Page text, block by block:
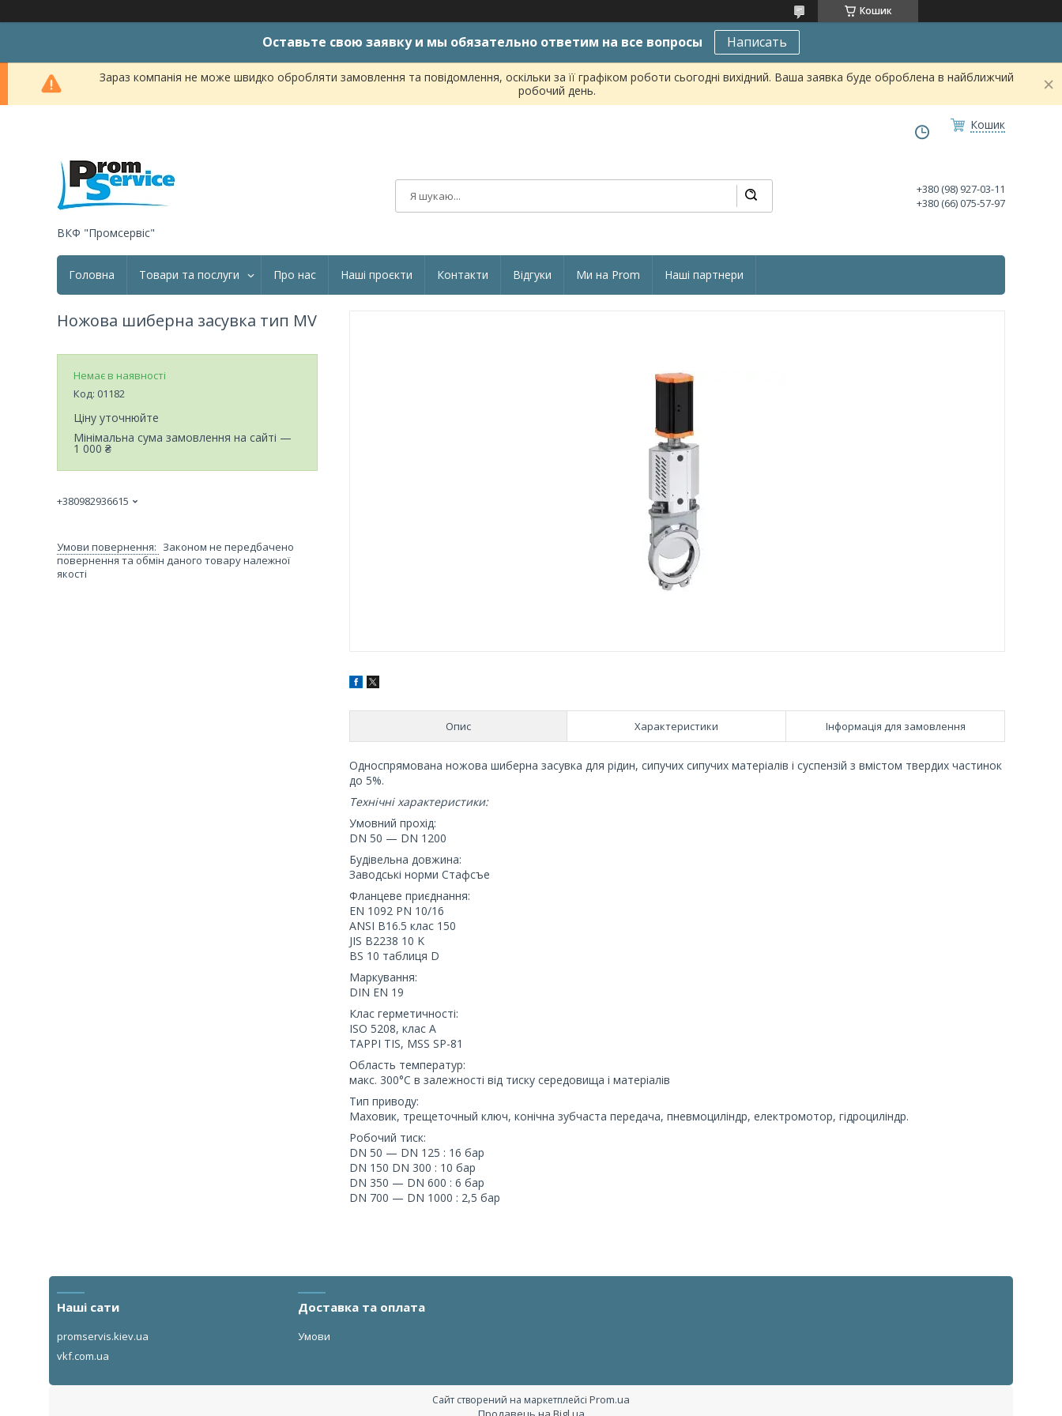
Кошик
Оставьте свою заявку и мы обязательно ответим на все вопросы Написать
Зараз компанія не може швидко обробляти замовлення та повідомлення, оскільки за її графіком роботи сьогодні вихідний. Ваша заявка буде оброблена в найближчий
робочий день.
Кошик
ВКФ "Промсервіс"
+380 (98) 927-03-11
+380 (66) 075-57-97
Головна Товари та послуги Про нас Наші проєкти Контакти Відгуки Ми на Prom Наші партнери
Опис Характеристики Інформація для замовлення
Односпрямована ножова шиберна засувка для рідин, сипучих сипучих матеріалів і суспензій з вмістом твердих частинок
до 5%.
Технічні характеристики:
Умовний прохід:
DN 50 — DN 1200
Будівельна довжина:
Заводські норми Стафсъе
Фланцеве приєднання:
EN 1092 PN 10/16
ANSI B16.5 клас 150
JIS B2238 10 K
BS 10 таблиця D
Маркування:
DIN EN 19
Клас герметичності:
ISO 5208, клас A
TAPPI TIS, MSS SP-81
Область температур:
макс. 300°C в залежності від тиску середовища і матеріалів
Тип приводу:
Маховик, трещеточный ключ, конічна зубчаста передача, пневмоциліндр, електромотор, гідроциліндр.
Робочий тиск:
DN 50 — DN 125 : 16 бар
DN 150 DN 300 : 10 бар
DN 350 — DN 600 : 6 бар
DN 700 — DN 1000 : 2,5 бар
Ножова шиберна засувка тип MV
Немає в наявності
Код: 01182
Ціну уточнюйте
Мінімальна сума замовлення на сайті —
1 000 ₴
+380982936615
Законом не передбачено
повернення та обмін даного товару належної
якості
Наші сати
promservis.kiev.ua
vkf.com.ua
Доставка та оплата
Умови
Сайт створений на маркетплейсі Prom.ua